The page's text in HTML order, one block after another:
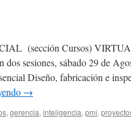
(sección Cursos)
sesiones, sábado 29 de
Diseño, fabricación e
→
, gerencia, inteligencia, pmi,